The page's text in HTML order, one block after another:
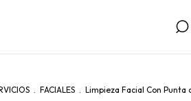
. FACIALES . Limpieza Facial Con Punta